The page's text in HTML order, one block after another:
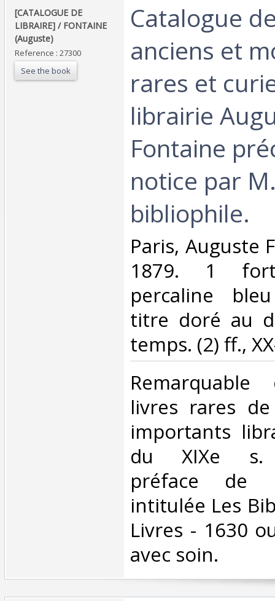
‎[CATALOGUE DE
LIBRAIRE] / FONTAINE
(Auguste)‎
Reference : 27300
See the book
‎Catalogue
anciens et
rares et
librairie
Fontaine
notice par
bibliophile.‎
‎Paris, Auguste
1879. 1
percaline
titre doré au
temps. (2) ff.,
livres rares
importants
du XIXe s.
préface de
intitulée Les
Livres - 1630
avec soin.‎